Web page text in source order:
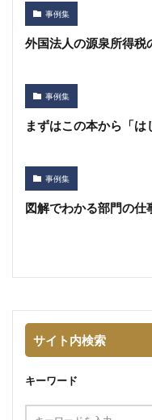
事例集
外国法人の源泉所得税
事例集
まずはこの本から「は
事例集
図解でわかる部門の仕
サイト内検索
キーワード